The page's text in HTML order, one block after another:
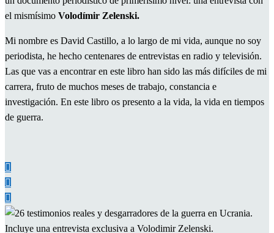
el mismísimo Volodímir Zelenski.
Mi nombre es David Castillo, a lo largo de mi vida, aunque no soy
periodista, he hecho centenares de entrevistas en radio y televisión.
Las que vas a encontrar en este libro han sido las más difíciles de mi
carrera, fruto de muchos meses de trabajo, constancia e
investigación. En este libro os presento a la vida, la vida en tiempos
de guerra.